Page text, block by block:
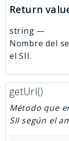
Return
string —
Nombre del
el SII.
getUrl()
Método que
SII según el